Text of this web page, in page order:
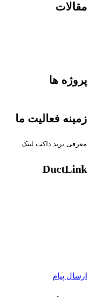
مقالات
پروژه ها
زمینه فعالیت ما
معرفی برند داکت لینک
DuctLink
ارسال پیام